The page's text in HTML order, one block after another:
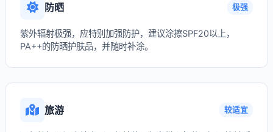
防晒 极强
紫外辐射极强，应特别加强防护，建议涂擦SPF20以上，
PA++的防晒护肤品，并随时补涂。
旅游 较适宜